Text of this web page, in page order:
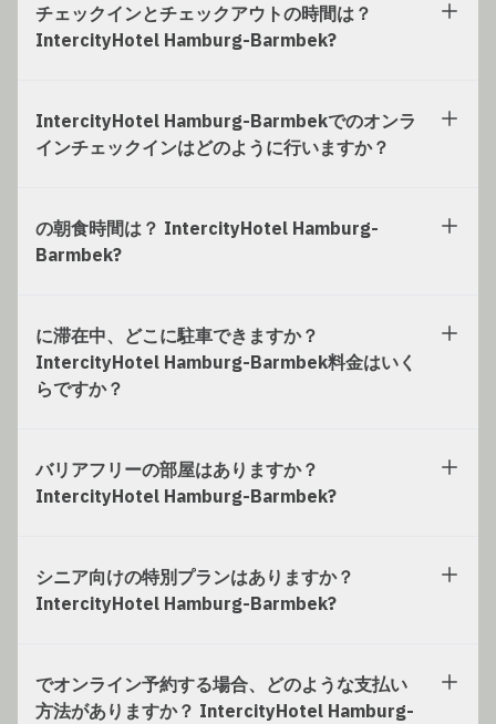
チェックインとチェックアウトの時間は？
IntercityHotel Hamburg-Barmbek?
IntercityHotel Hamburg-Barmbekでのオンラ
インチェックインはどのように行いますか？
の朝食時間は？ IntercityHotel Hamburg-
Barmbek?
に滞在中、どこに駐車できますか？
IntercityHotel Hamburg-Barmbek料金はいく
らですか？
バリアフリーの部屋はありますか？
IntercityHotel Hamburg-Barmbek?
シニア向けの特別プランはありますか？
IntercityHotel Hamburg-Barmbek?
でオンライン予約する場合、どのような支払い
方法がありますか？ IntercityHotel Hamburg-